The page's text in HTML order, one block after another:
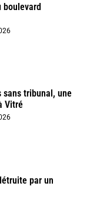
boulevard
sans tribunal, une
Vitré
par un